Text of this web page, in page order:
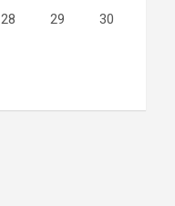
28 29 30